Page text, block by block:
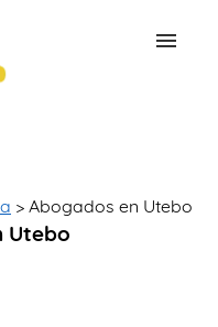
> Abogados en Utebo
Utebo